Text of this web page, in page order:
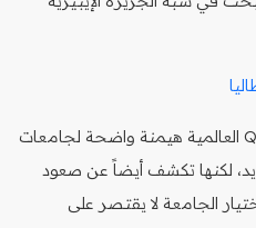
تُظهر النتائج الأخيرة لتصنيفات QS العالمية هيمنة واضحة لجامعات
لكنها تكشف أيضاً عن صعود
الجامعة لا يقتصر على